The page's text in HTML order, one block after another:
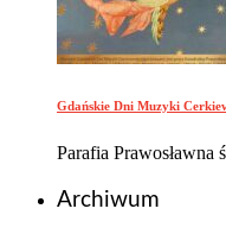
Gdańskie Dni Muzyki
Parafia
Archiwum